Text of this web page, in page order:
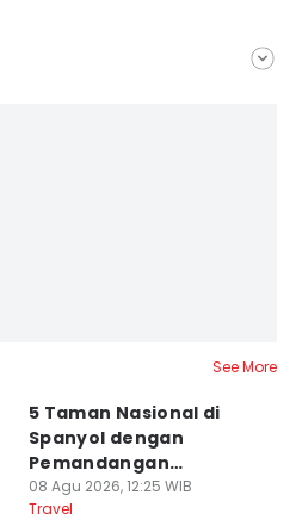
See More
5 Taman Nasional di
Spanyol dengan
Pemandangan
Spektakuler
08 Agu 2026, 12:25 WIB
Travel